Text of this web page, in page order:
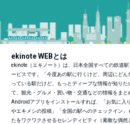
ekinote WEBとは
ekinote（エキノート）は、日本全国すべての鉄道
ービスです。「今度あの駅に行くけど、周辺にど
っている駅だけど、もっとディープな情報が知り
て、観光・グルメ・買い物・交通などの情報をま
Androidアプリをインストールすれば、「お気に入
やエキメシの投稿」「全国の駅へのチェックイン
たをワクワクさせるセレンディピティ（素敵な偶然